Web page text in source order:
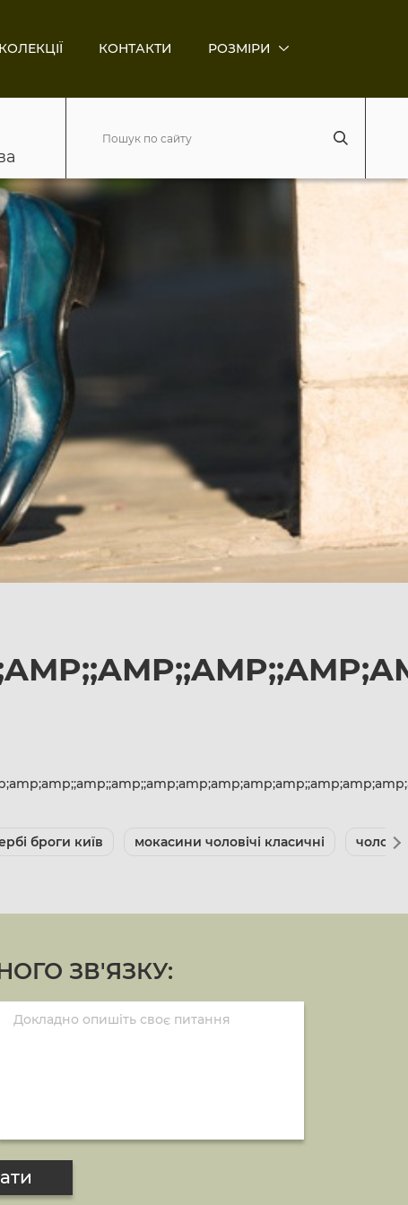
КОЛЕКЦІЇ КОНТАКТИ РОЗМІРИ
броги київ мокасини чоловічі класичні
ЗВ'ЯЗКУ: